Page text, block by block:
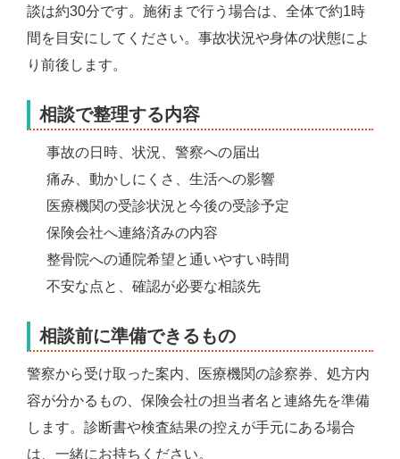
談は約30分です。施術まで行う場合は、全体で約1時
間を目安にしてください。事故状況や身体の状態によ
り前後します。
相談で整理する内容
事故の日時、状況、警察への届出
痛み、動かしにくさ、生活への影響
医療機関の受診状況と今後の受診予定
保険会社へ連絡済みの内容
整骨院への通院希望と通いやすい時間
不安な点と、確認が必要な相談先
相談前に準備できるもの
警察から受け取った案内、医療機関の診察券、処方内
容が分かるもの、保険会社の担当者名と連絡先を準備
します。診断書や検査結果の控えが手元にある場合
は、一緒にお持ちください。